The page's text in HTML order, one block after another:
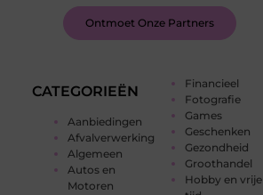
CATEGORIEËN
Aanbiedingen
Afvalverwerking
Algemeen
Autos en
Motoren
Financieel
Fotografie
Games
Geschenken
Gezondheid
Groothandel
Hobby en vrije
Ontmoet Onze Partners